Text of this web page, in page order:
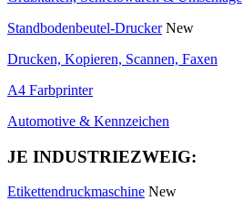
Standbodenbeutel-Drucker New
Drucken, Kopieren, Scannen, Faxen
A4 Farbprinter
Automotive & Kennzeichen
JE INDUSTRIEZWEIG:
Etikettendruckmaschine New